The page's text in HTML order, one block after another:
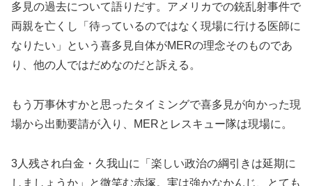
多見の過去について語りだす。アメリカでの銃乱射事件で
両親を亡くし「待っているのではなく現場に行ける医師に
なりたい」という喜多見自体がMERの理念そのものであ
り、他の人ではだめなのだと訴える。
もう万事休すかと思ったタイミングで喜多見が向かった現
場から出動要請が入り、MERとレスキュー隊は現場に。
3人残され白金・久我山に「楽しい政治の綱引きは延期に
しましょうか」と微笑む赤塚。実は強かなかんじ、とても